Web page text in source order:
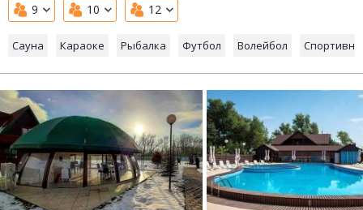
9 10 12
Сауна Караоке Рыбалка Футбол Волейбол